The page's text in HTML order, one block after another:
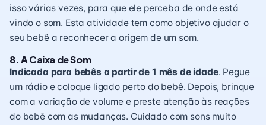
isso várias vezes, para que ele perceba de onde está
vindo o som. Esta atividade tem como objetivo ajudar o
seu bebê a reconhecer a origem de um som.
8. A Caixa de Som
Indicada para bebês a partir de 1 mês de idade. Pegue
um rádio e coloque ligado perto do bebê. Depois, brinque
com a variação de volume e preste atenção às reações
do bebê com as mudanças. Cuidado com sons muito